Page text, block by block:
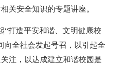
关安全知识的专题讲座。
“打造平安和谐、文明健康校
向全社会发起号召，以引起全
注，以达成建立和谐校园是